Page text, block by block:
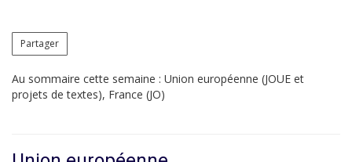
Partager
Au sommaire cette semaine : Union européenne (JOUE et
projets de textes), France (JO)